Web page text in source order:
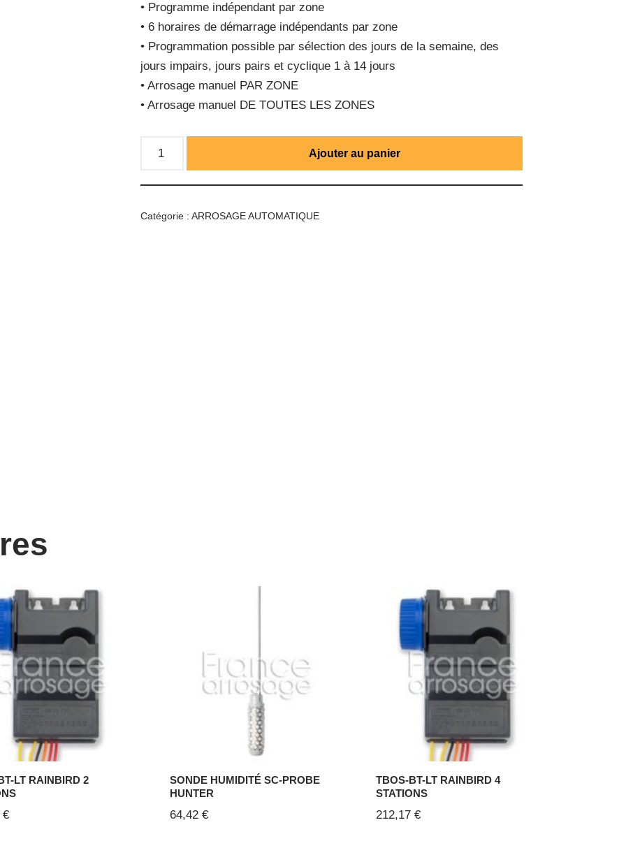
• Programme indépendant par zone
• 6 horaires de démarrage indépendants par zone
• Programmation possible par sélection des jours de la semaine, des
jours impairs, jours pairs et cyclique 1 à 14 jours
• Arrosage manuel PAR ZONE
• Arrosage manuel DE TOUTES LES ZONES
Ajouter au panier
Catégorie :ARROSAGE AUTOMATIQUE
LT RAINBIRD 2
€
SONDE HUMIDITÉ SC-PROBE
HUNTER
64,42€
TBOS-BT-LT RAINBIRD 4
STATIONS
212,17€